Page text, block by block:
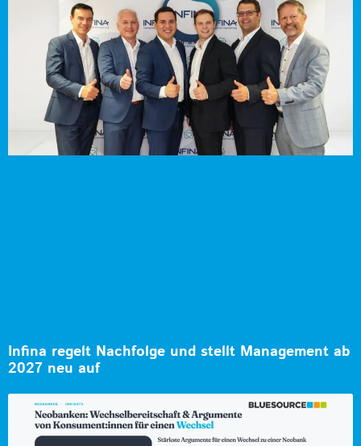
Infina regelt Nachfolge und stellt Management ab
2027 neu auf